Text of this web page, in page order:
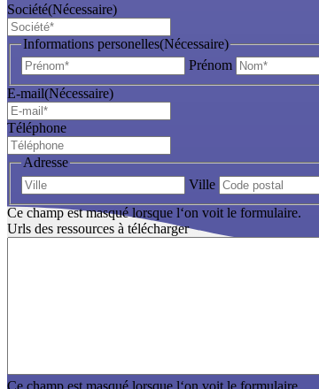
Société(Nécessaire)
Informations personelles(Nécessaire)
Prénom
E-mail(Nécessaire)
Téléphone
Adresse
Ville
Ce champ est masqué lorsque l‘on voit le formulaire.
Urls des ressources à télécharger
Ce champ est masqué lorsque l‘on voit le formulaire.